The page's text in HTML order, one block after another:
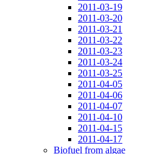
2011-03-19
2011-03-20
2011-03-21
2011-03-22
2011-03-23
2011-03-24
2011-03-25
2011-04-05
2011-04-06
2011-04-07
2011-04-10
2011-04-15
2011-04-17
Biofuel from algae